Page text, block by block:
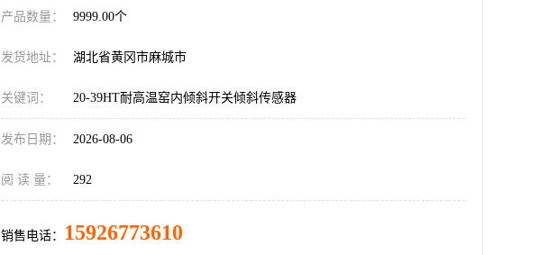
产品数量： 9999.00个
发货地址： 湖北省黄冈市麻城市
关键词： 20-39HT耐高温窑内倾斜开关倾斜传感器
发布日期： 2026-08-06
阅 读 量： 292
销售电话： 15926773610